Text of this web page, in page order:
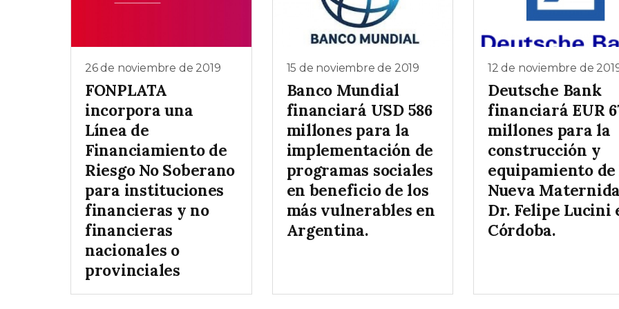
26 de noviembre de 2019
FONPLATA
incorpora una
Línea de
Financiamiento de
Riesgo No Soberano
para instituciones
financieras y no
financieras
nacionales o
provinciales
15 de noviembre de 2019
Banco Mundial
financiará USD 586
millones para la
implementación de
programas sociales
en beneficio de los
más vulnerables en
Argentina.
12 de noviembre de
Deutsche Bank
financiará EUR
millones para la
construcción y
equipamiento de
Nueva
Dr. Felipe Lucini
Córdoba.